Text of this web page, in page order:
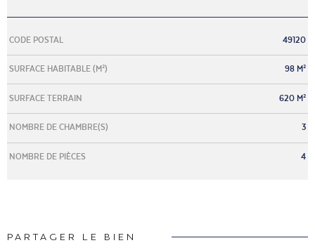
Caractérisque Valeurs
CODE POSTAL 49120
SURFACE HABITABLE (M²) 98 M²
SURFACE TERRAIN 620 M²
NOMBRE DE CHAMBRE(S) 3
NOMBRE DE PIÈCES 4
PARTAGER LE BIEN